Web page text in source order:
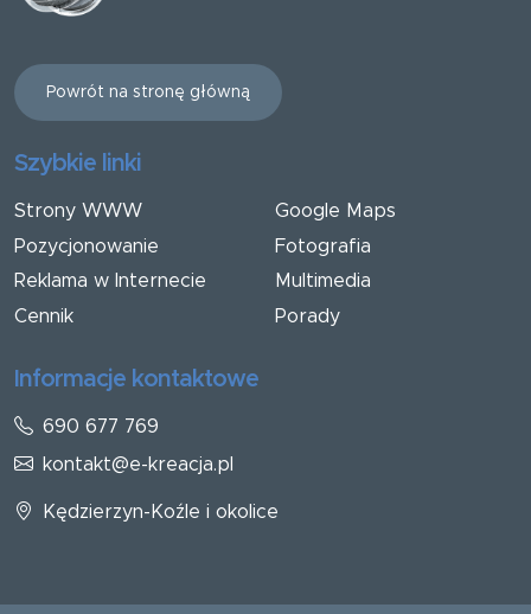
Powrót na stronę główną
Szybkie linki
Strony WWW
Pozycjonowanie
Reklama w Internecie
Cennik
Google Maps
Fotografia
Multimedia
Porady
Informacje kontaktowe
690 677 769
kontakt@e-kreacja.pl
Kędzierzyn-Koźle i okolice